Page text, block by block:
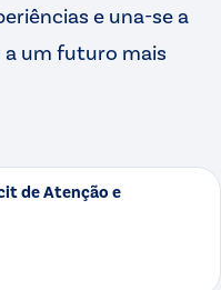
e una-se a
a um futuro mais
de Atenção e